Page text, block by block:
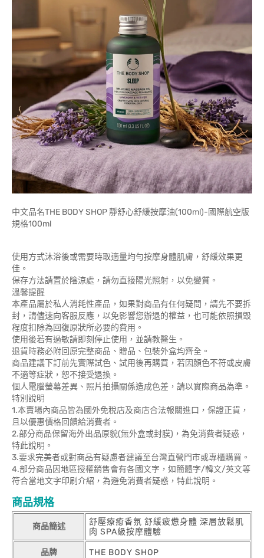
中文品名THE BODY SHOP 靜舒心舒緩按摩油(100ml)-國際航空版
規格100ml
使用方式沐浴後或需要時取適量均勻按摩身體肌膚，舒緩效果更
佳。
保存方法請置於陰涼處，請勿直接陽光照射，以免變質。
溫馨提醒
本產品屬於私人消耗性產品，如果對商品有任何疑問，請先不要拆
封，請儘速向客服反應，以免影響您辦退的權益，也可能依照損毀
程度扣除為回復原狀所必要的費用。
使用後若有過敏請即刻停止使用，並請教醫生。
退貨時務必附回原完整商品、贈品、包裝外盒均齊全。
商品建議下訂前先實際試色、試用後再購買，若因顏色不符或皮膚
不適等症狀，恕不接受退換。
個人電腦螢幕差異、照片拍攝關係造成色差，請以實際商品為準。
特別說明
1.本賣場內商品皆為國外免稅店及商店合法報關進口，保證正貨，
且以優惠價格回饋給消費者。
2.部分商品保留海外出品原貌(無外盒或封膜)，為免消費者疑惑，
特此說明。
3.要求完美者或對商品有疑慮者建議至台灣直營門市或專櫃購買。
4.部分商品因地區授權銷售會有各國文字，如簡體字/韓文/英文等
符合當地文字印刷介紹，為避免消費者疑惑，特此說明。
商品規格
商品簡述
舒壓療癒香氛 舒緩疲憊身體 深層放鬆肌
肉 SPA級按摩體驗
品牌 THE BODY SHOP